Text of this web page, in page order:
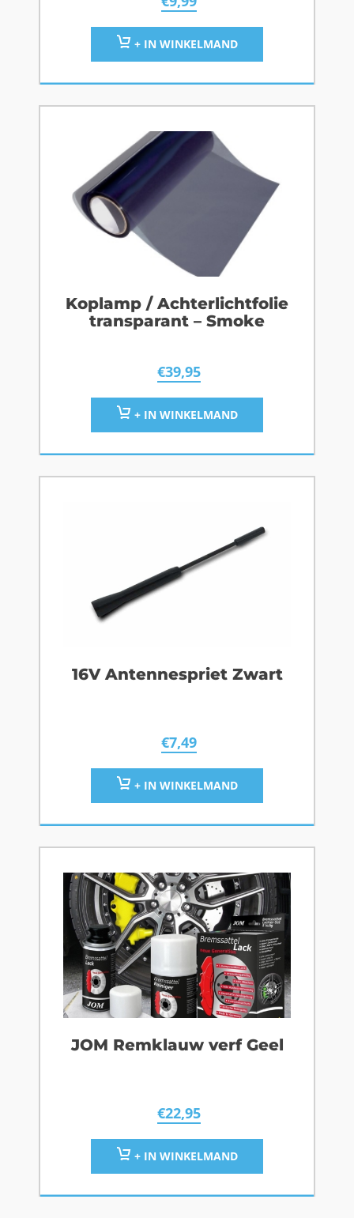
+ IN WINKELMAND
Koplamp / Achterlichtfolie
transparant – Smoke
€39,95
+ IN WINKELMAND
16V Antennespriet Zwart
€7,49
+ IN WINKELMAND
JOM Remklauw verf Geel
€22,95
+ IN WINKELMAND